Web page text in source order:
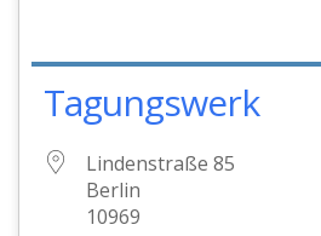
Tagungswerk
Lindenstraße 85
Berlin
10969